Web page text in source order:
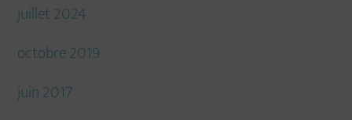
juillet 2024
octobre 2019
juin 2017